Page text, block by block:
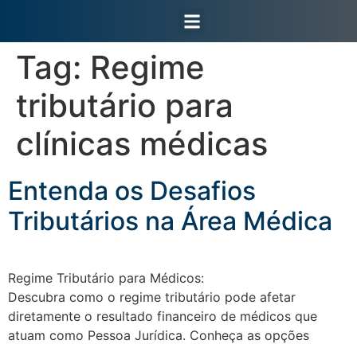
Tag: Regime
tributário para
clínicas médicas
Entenda os Desafios
Tributários na Área Médica
Regime Tributário para Médicos:
Descubra como o regime tributário pode afetar
diretamente o resultado financeiro de médicos que
atuam como Pessoa Jurídica. Conheça as opções